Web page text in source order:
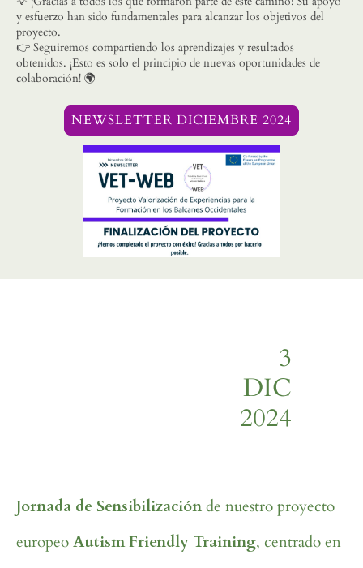
y esfuerzo han sido fundamentales para alcanzar los objetivos del
proyecto.
👉 Seguiremos compartiendo los aprendizajes y resultados
obtenidos. ¡Esto es solo el principio de nuevas oportunidades de
colaboración! 🌍
NEWSLETTER DICIEMBRE 2024
3
DIC
2024
Jornada de Sensibilizaciónde nuestro proyecto
europeoAutism Friendly Training, centrado en